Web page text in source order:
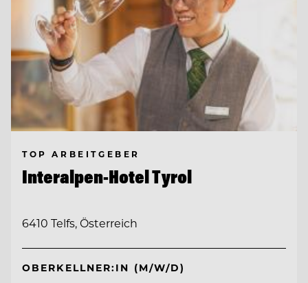
TOP ARBEITGEBER
Interalpen-Hotel Tyrol
6410 Telfs, Österreich
OBERKELLNER:IN (M/W/D)